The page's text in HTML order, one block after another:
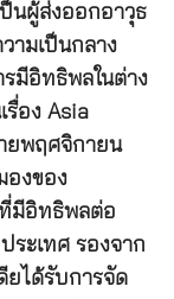
นผู้ส่งออกอาวุธ
ามเป็นกลาง
มีอิทธิพลในต่าง
รื่อง Asia
ยพฤศจิกายน
องของ
ที่มีอิทธิพลต่อ
ระเทศ รองจาก
ยได้รับการจัด